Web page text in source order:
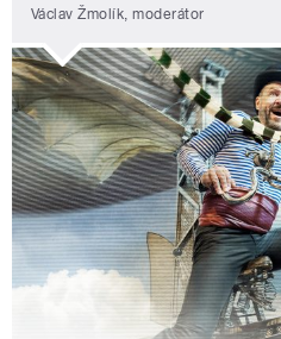
Václav Žmolík, moderátor